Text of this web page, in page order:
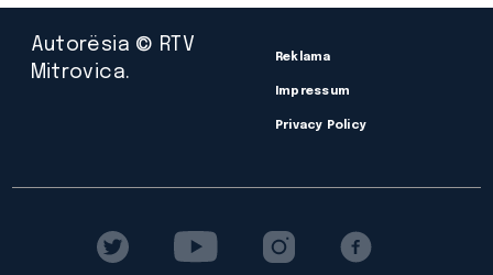
Autorësia © RTV
Mitrovica.
Reklama
Impressum
Privacy Policy